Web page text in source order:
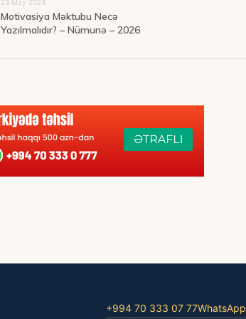
23 May 2024
Motivasiya Məktubu Necə
Yazılmalıdır? – Nümunə – 2026
+994 70 333 07 77WhatsApp